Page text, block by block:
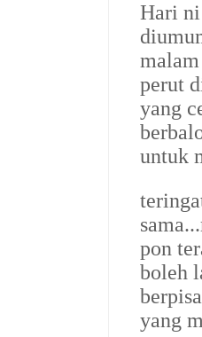
Hari ni
perut
yang
untuk
pon
boleh
yang